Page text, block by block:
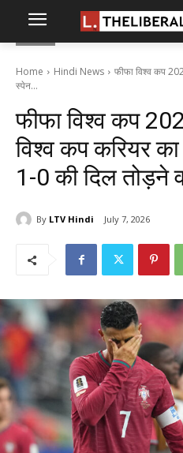
Home Hindi News
फीफा विश्व कप
स्पेन...
फीफा विश्व कप
विश्व कप करियर
1-0 की दिल तोड़ने
By LTV Hindi July 7, 2026